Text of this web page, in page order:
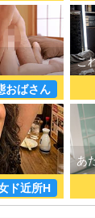
おばさん
ド近所H